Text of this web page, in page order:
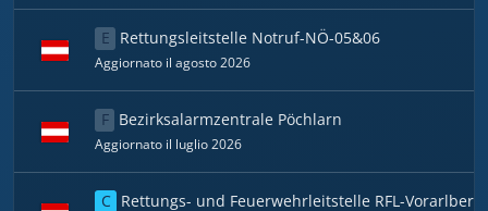
E Rettungsleitstelle Notruf-NÖ-05&06
Aggiornato il agosto 2026
F Bezirksalarmzentrale Pöchlarn
Aggiornato il luglio 2026
C Rettungs- und Feuerwehrleitstelle RFL-Vorarlberg